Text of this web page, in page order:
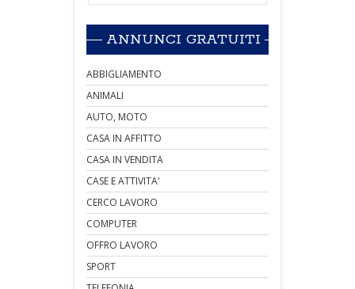
ANNUNCI GRATUITI
ABBIGLIAMENTO
ANIMALI
AUTO, MOTO
CASA IN AFFITTO
CASA IN VENDITA
CASE E ATTIVITA'
CERCO LAVORO
COMPUTER
OFFRO LAVORO
SPORT